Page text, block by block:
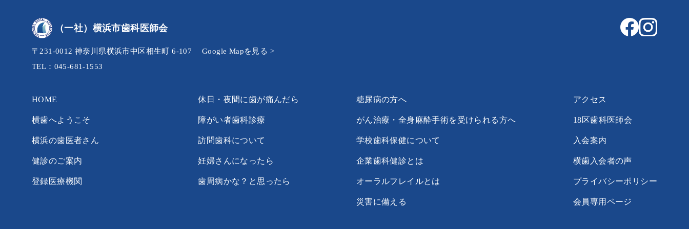
（一社）横浜市歯科医師会
〒231-0012 神奈川県横浜市中区相生町 6-107
Google Mapを見る >
TEL：045-681-1553
HOME
横歯へようこそ
横浜の歯医者さん
健診のご案内
登録医療機関
休日・夜間に歯が痛んだら
障がい者歯科診療
訪問歯科について
妊婦さんになったら
歯周病かな？と思ったら
糖尿病の方へ
がん治療・全身麻酔手術を受けられる方へ
学校歯科保健について
企業歯科健診とは
オーラルフレイルとは
災害に備える
アクセス
18区歯科医師会
入会案内
横歯入会者の声
プライバシーポリシー
会員専用ページ